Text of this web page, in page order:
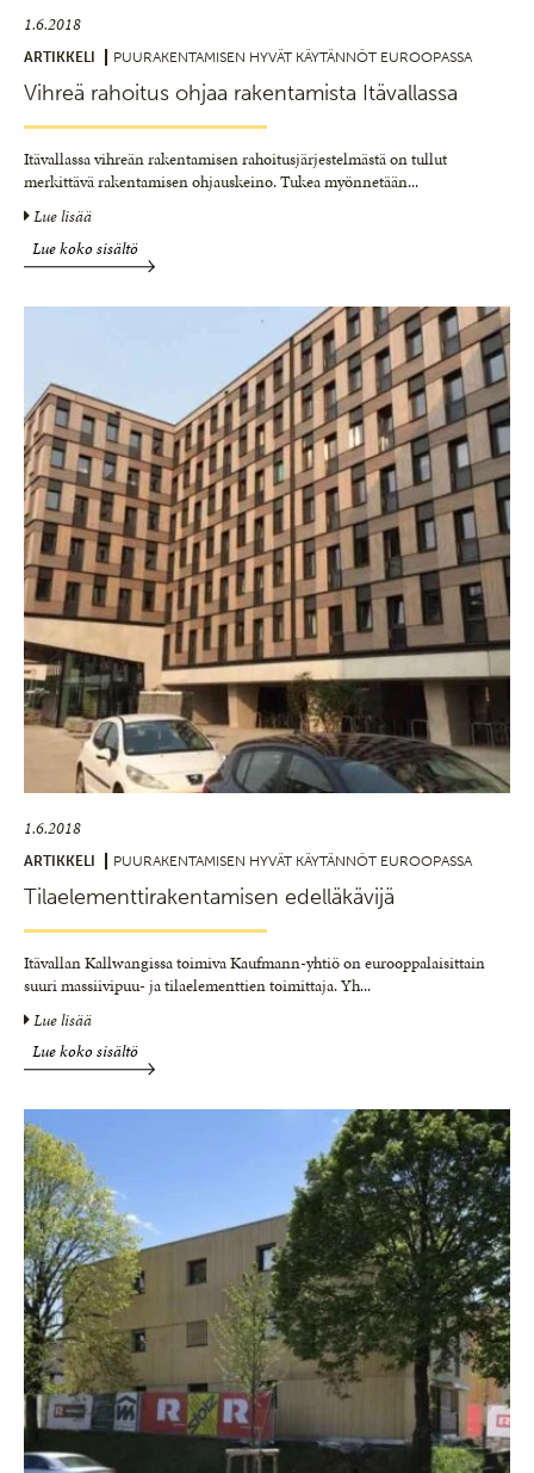
1.6.2018
ARTIKKELI PUURAKENTAMISEN HYVÄT KÄYTÄNNÖT EUROOPASSA
Vihreä rahoitus ohjaa rakentamista Itävallassa
Itävallassa vihreän rakentamisen rahoitusjärjestelmästä on tullut
merkittävä rakentamisen ohjauskeino. Tukea myönnetään...
Lue lisää
Lue koko sisältö
1.6.2018
ARTIKKELI PUURAKENTAMISEN HYVÄT KÄYTÄNNÖT EUROOPASSA
Tilaelementtirakentamisen edelläkävijä
Itävallan Kallwangissa toimiva Kaufmann-yhtiö on eurooppalaisittain
suuri massiivipuu- ja tilaelementtien toimittaja. Yh...
Lue lisää
Lue koko sisältö